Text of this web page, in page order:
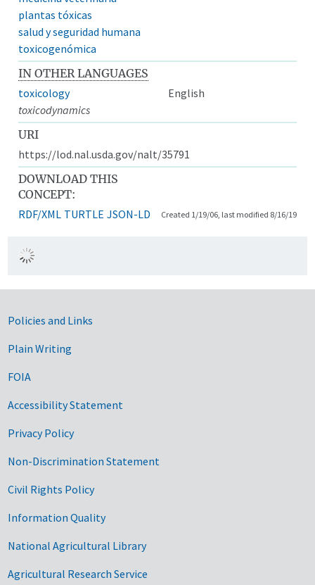
plantas tóxicas
salud y seguridad humana
toxicogenómica
IN OTHER LANGUAGES
toxicology
English
toxicodynamics
URI
https://lod.nal.usda.gov/nalt/35791
DOWNLOAD THIS
CONCEPT:
RDF/XML TURTLE JSON-LD Created 1/19/06, last modified 8/16/19
Government Links
Policies and Links
Plain Writing
FOIA
Accessibility Statement
Privacy Policy
Non-Discrimination Statement
Civil Rights Policy
Information Quality
National Agricultural Library
Agricultural Research Service